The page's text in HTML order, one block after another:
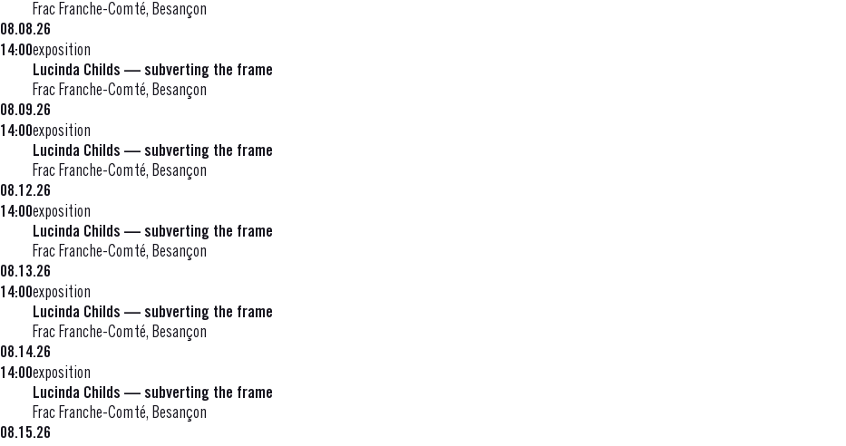
Frac Franche-Comté, Besançon
08.08.26
14:00exposition
Lucinda Childs — subverting the frame
Frac Franche-Comté, Besançon
08.09.26
14:00exposition
Lucinda Childs — subverting the frame
Frac Franche-Comté, Besançon
08.12.26
14:00exposition
Lucinda Childs — subverting the frame
Frac Franche-Comté, Besançon
08.13.26
14:00exposition
Lucinda Childs — subverting the frame
Frac Franche-Comté, Besançon
08.14.26
14:00exposition
Lucinda Childs — subverting the frame
Frac Franche-Comté, Besançon
08.15.26